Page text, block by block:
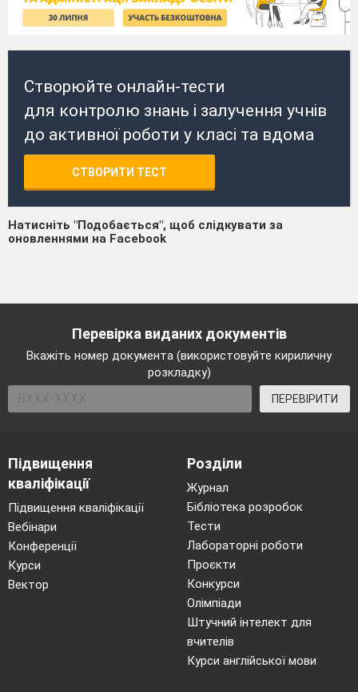
Створюйте онлайн-тести
для контролю знань і залучення учнів
до активної роботи у класі та вдома
СТВОРИТИ ТЕСТ
Натисніть "Подобається", щоб слідкувати за
оновленнями на Facebook
Перевірка виданих документів
Вкажіть номер документа (використовуйте кириличну
розкладку)
ПЕРЕВІРИТИ
Підвищення
кваліфікації
Підвищення кваліфікації
Вебінари
Конференції
Курси
Вектор
Розділи
Журнал
Бібліотека розробок
Тести
Лабораторні роботи
Проєкти
Конкурси
Олімпіади
Штучний інтелект для
вчителів
Курси англійської мови